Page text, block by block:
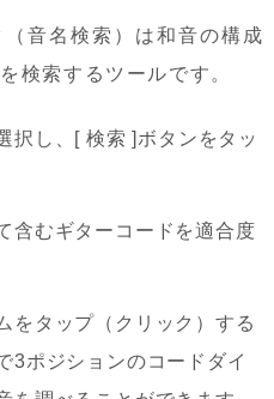
音名検索）は和音の構成
検索するツールです。
択し、[ 検索 ]ボタンをタッ
含むギターコードを適合度
をタップ（クリック）する
3ポジションのコードダイ